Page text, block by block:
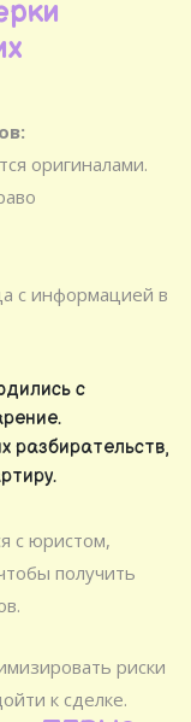
оригиналами.
с информацией в
с
разбирательств,
с юристом,
получить
риски
к сделке.